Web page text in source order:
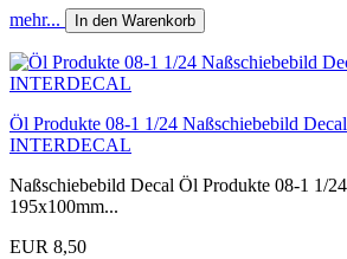
mehr... In den Warenkorb
Öl Produkte 08-1 1/24 Naßschiebebild
INTERDECAL
Naßschiebebild Decal Öl Produkte 08-1 1/
195x100mm...
EUR 8,50